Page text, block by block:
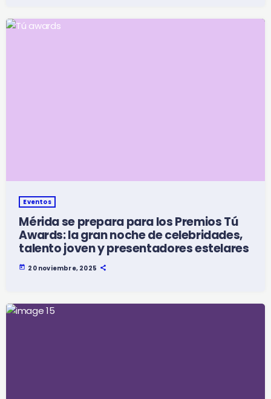
Eventos
Mérida se prepara para los Premios Tú
Awards: la gran noche de celebridades,
talento joven y presentadores estelares
today 20 noviembre, 2025